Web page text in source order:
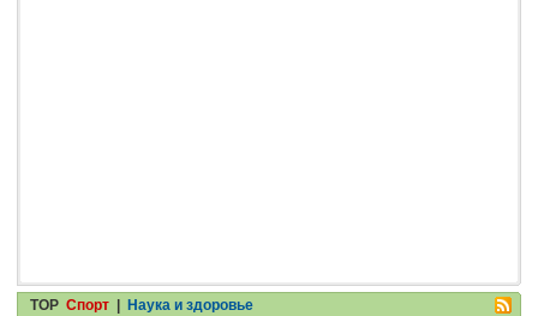
TOP Спорт
Наука и здоровье